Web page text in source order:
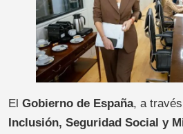
El Gobierno de España, a
Inclusión, Seguridad Social y